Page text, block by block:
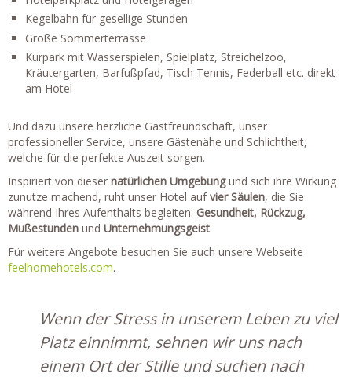
Kegelbahn für gesellige Stunden
Große Sommerterrasse
Kurpark mit Wasserspielen, Spielplatz, Streichelzoo,
Kräutergarten, Barfußpfad, Tisch Tennis, Federball etc. direkt
am Hotel
Und dazu unsere herzliche Gastfreundschaft, unser
professioneller Service, unsere Gästenähe und Schlichtheit,
welche für die perfekte Auszeit sorgen.
Inspiriert von dieser natürlichen Umgebungund sich ihre Wirkung
zunutze machend, ruht unser Hotel aufvier Säulen, die Sie
während Ihres Aufenthalts begleiten: Gesundheit, Rückzug,
Mußestunden und Unternehmungsgeist.
Für weitere Angebote besuchen Sie auch unsere Webseite
feelhomehotels.com.
Wenn der Stress in unserem Leben zu viel
Platz einnimmt, sehnen wir uns nach
einem Ort der Stille und suchen nach